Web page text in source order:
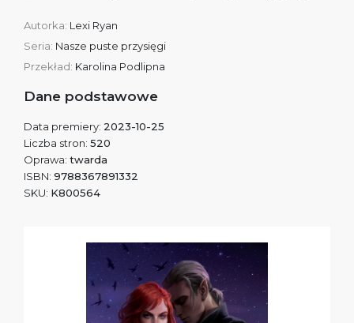
Autorka: Lexi Ryan
Seria: Nasze puste przysięgi
Przekład: Karolina Podlipna
Dane podstawowe
Data premiery: 2023-10-25
Liczba stron: 520
Oprawa: twarda
ISBN: 9788367891332
SKU: K800564